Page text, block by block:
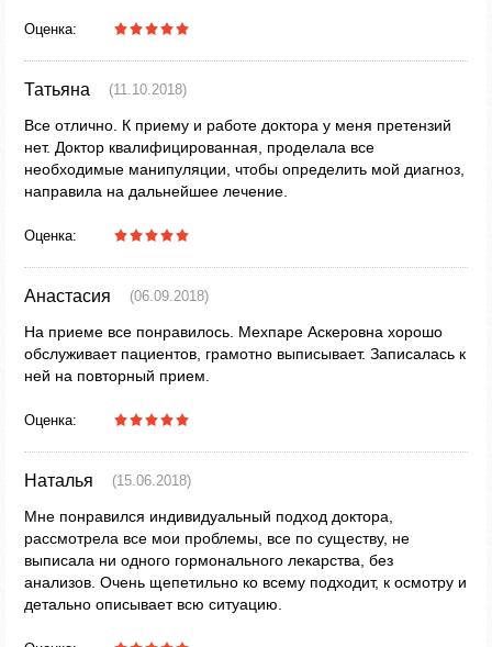
Оценка:
Татьяна (11.10.2018)
Все отлично. К приему и работе доктора у меня претензий
нет. Доктор квалифицированная, проделала все
необходимые манипуляции, чтобы определить мой диагноз,
направила на дальнейшее лечение.
Оценка:
Анастасия (06.09.2018)
На приеме все понравилось. Мехпаре Аскеровна хорошо
обслуживает пациентов, грамотно выписывает. Записалась к
ней на повторный прием.
Оценка:
Наталья (15.06.2018)
Мне понравился индивидуальный подход доктора,
рассмотрела все мои проблемы, все по существу, не
выписала ни одного гормонального лекарства, без
анализов. Очень щепетильно ко всему подходит, к осмотру и
детально описывает всю ситуацию.